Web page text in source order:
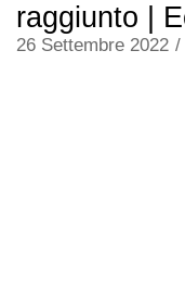
raggiunto |
26 Settembre 2022 /